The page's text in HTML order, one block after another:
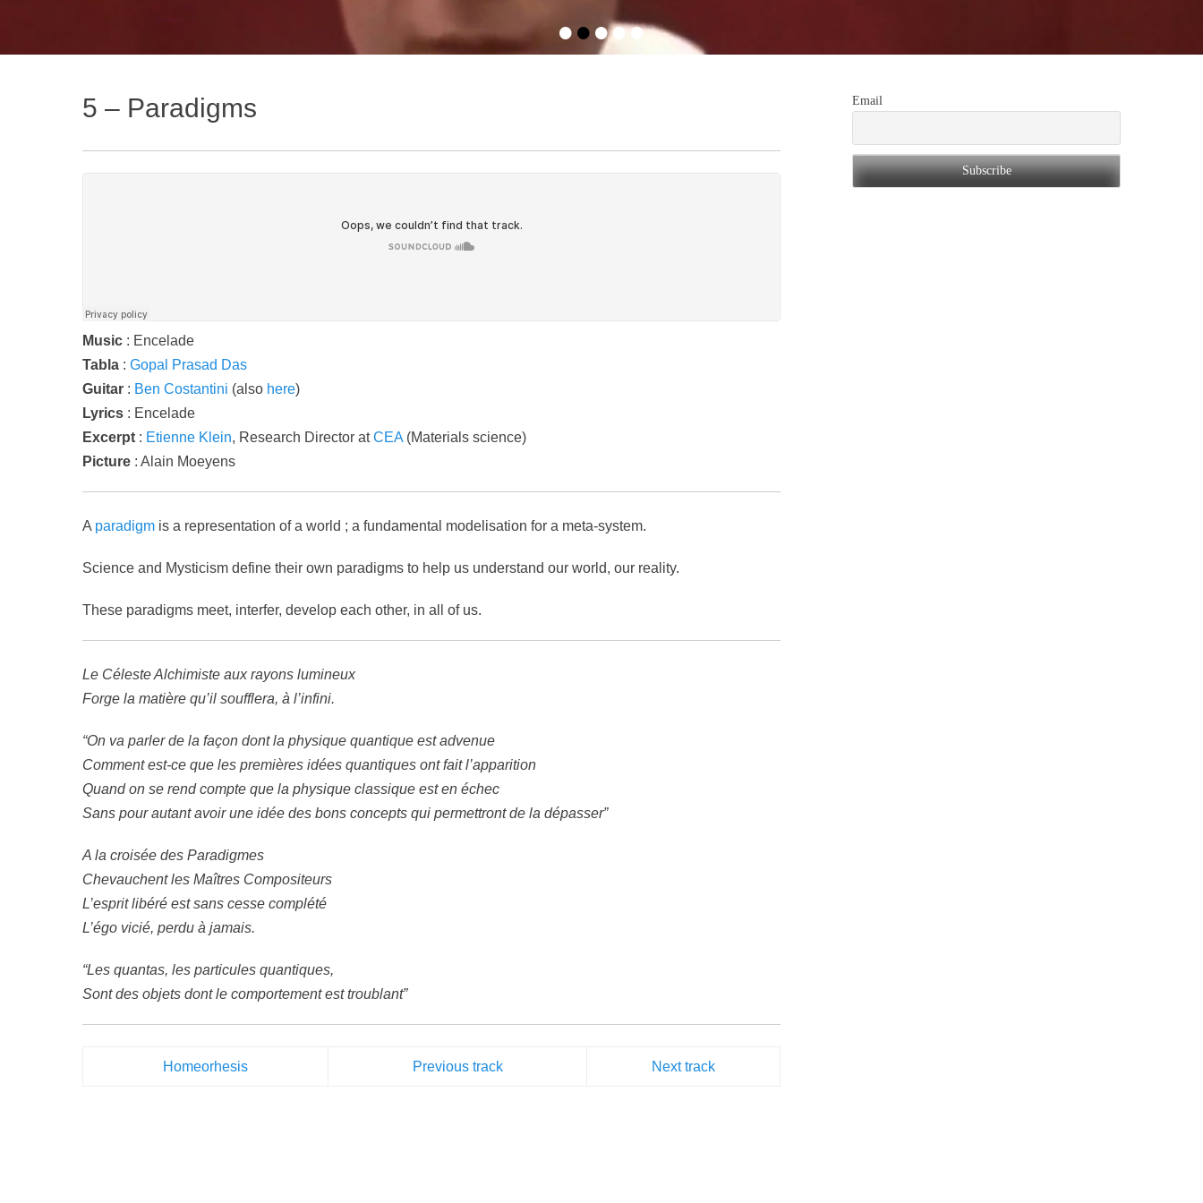
•••••
5 – Paradigms
Music : Encelade
Tabla : Gopal Prasad Das
Guitar : Ben Costantini (also here)
Lyrics : Encelade
Excerpt : Etienne Klein, Research Director atCEA (Materials science)
Picture : Alain Moeyens
A paradigm is a representation of a world ; a fundamental modelisation for a meta-system.
Science and Mysticism define their own paradigms to help us understand our world, our reality.
These paradigms meet, interfer, develop each other, in all of us.
Le Céleste Alchimiste aux rayons lumineux
Forge la matière qu’il soufflera, à l’infini.
“On va parler de la façon dont la physique quantique est advenue
Comment est-ce que les premières idées quantiques ont fait l’apparition
Quand on se rend compte que la physique classique est en échec
Sans pour autant avoir une idée des bons concepts qui permettront de la dépasser”
A la croisée des Paradigmes
Chevauchent les Maîtres Compositeurs
L’esprit libéré est sans cesse complété
L’égo vicié, perdu à jamais.
“Les quantas, les particules quantiques,
Sont des objets dont le comportement est troublant”
Homeorhesis Previous track Next track
Email